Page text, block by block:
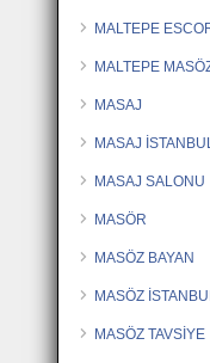
MALTEPE
MALTEPE
MASAJ
MASAJ
MASAJ SALONU
MASÖR
MASÖZ BAYAN
MASÖZ
MASÖZ TAVSİYE